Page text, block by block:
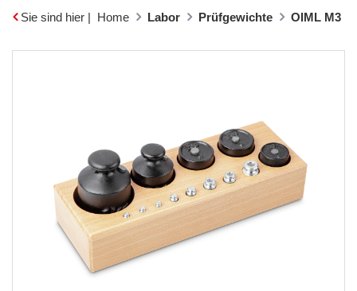
Sie sind hier | Home Labor Prüfgewichte OIML M3